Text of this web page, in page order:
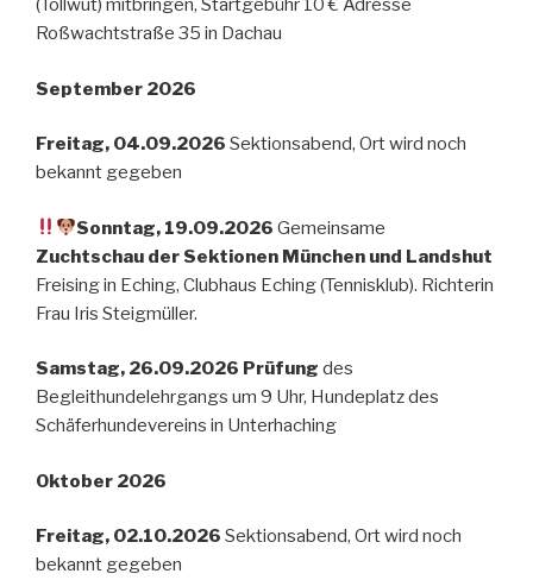
(Tollwut) mitbringen, Startgebühr 10 € Adresse
Roßwachtstraße 35 in Dachau
September 2026
Freitag, 04.09.2026 Sektionsabend, Ort wird noch
bekannt gegeben
Sonntag, 19.09.2026Gemeinsame
Zuchtschau der Sektionen München und Landshut
Freising in Eching, Clubhaus Eching (Tennisklub). Richterin
Frau Iris Steigmüller.
Samstag, 26.09.2026 Prüfung des
Begleithundelehrgangs um 9 Uhr, Hundeplatz des
Schäferhundevereins in Unterhaching
Oktober 2026
Freitag, 02.10.2026 Sektionsabend, Ort wird noch
bekannt gegeben